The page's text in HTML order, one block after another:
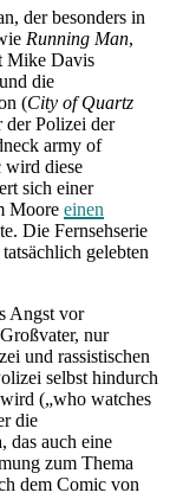
der besonders in
Running Man,
Mike Davis
die
(City of Quartz
der Polizei der
army of
wird diese
sich einer
Moore einen
Die Fernsehserie
gelebten
Angst vor
nur
und rassistischen
selbst hindurch
(„who watches
die
das auch eine
zum Thema
dem Comic von